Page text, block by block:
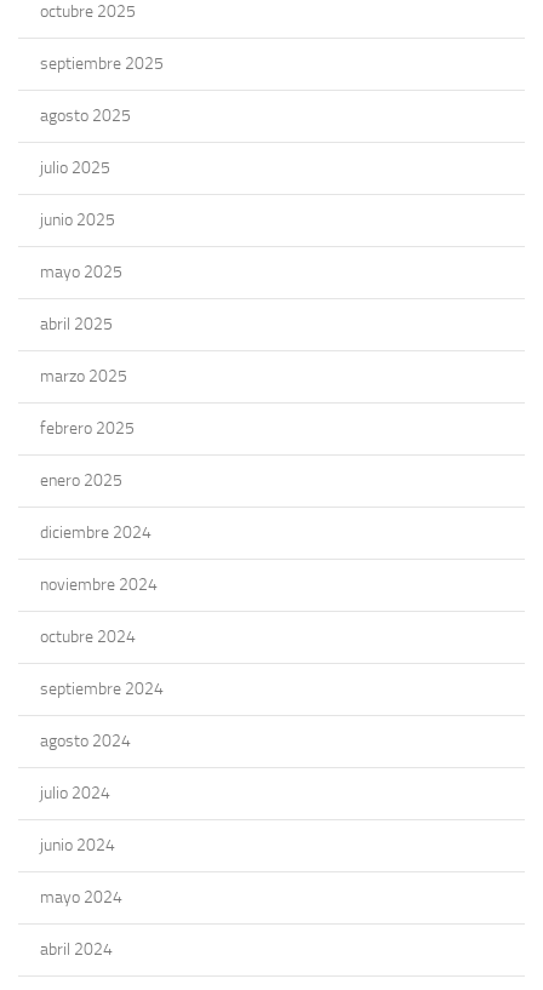
octubre 2025
septiembre 2025
agosto 2025
julio 2025
junio 2025
mayo 2025
abril 2025
marzo 2025
febrero 2025
enero 2025
diciembre 2024
noviembre 2024
octubre 2024
septiembre 2024
agosto 2024
julio 2024
junio 2024
mayo 2024
abril 2024